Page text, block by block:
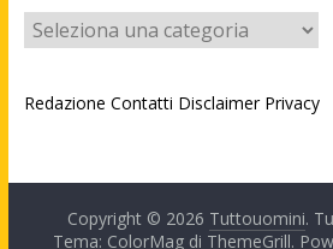
Categorie
Redazione Contatti Disclaimer Privacy
Copyright © 2026 Tuttouomini.
Tema: ColorMag di ThemeGrill.